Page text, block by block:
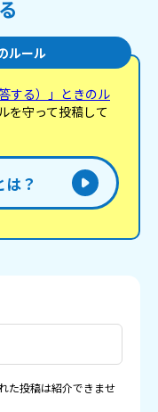
ルール
する）」ときのル
を守って投稿して
？
た投稿は紹介できませ